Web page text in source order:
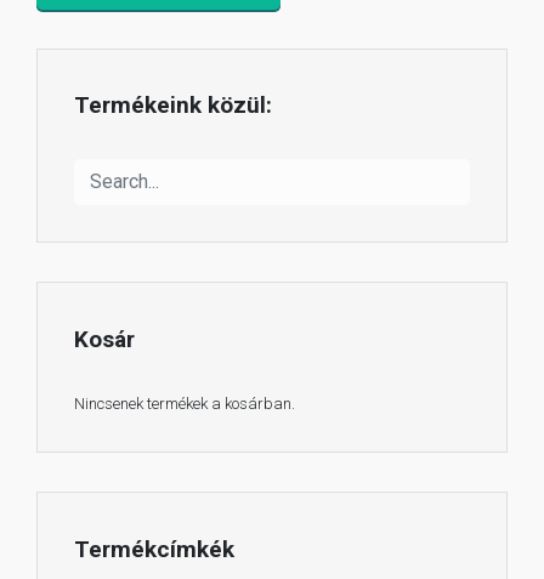
Termékeink közül:
Kosár
Nincsenek termékek a kosárban.
Termékcímkék